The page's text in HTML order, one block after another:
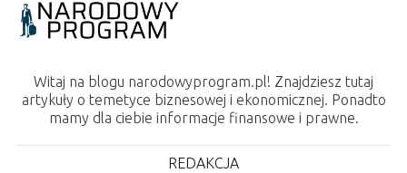
Witaj na blogu narodowyprogram.pl! Znajdziesz tutaj
artykuły o temetyce biznesowej i ekonomicznej. Ponadto
mamy dla ciebie informacje finansowe i prawne.
REDAKCJA